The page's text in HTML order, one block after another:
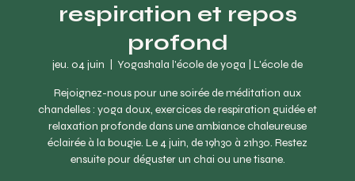
respiration et repos
profond
jeu. 04 juin Yogashala l'école de yoga | L'école de
Rejoignez-nous pour une soirée de méditation aux
chandelles : yoga doux, exercices de respiration guidée et
relaxation profonde dans une ambiance chaleureuse
éclairée à la bougie. Le 4 juin, de 19h30 à 21h30. Restez
ensuite pour déguster un chai ou une tisane.